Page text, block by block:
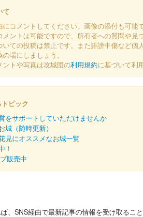
復元図版
城） 御城印 令和七年秋限定版
NETSUGEN夏祭り限定版
） 御城印
れた「群馬戦国御城印サミット2025」の
て
コメントしてください。画像の添付も可能で
ントは可能ですので、所有者への質問や見
ての投稿は禁止です。また誹謗中傷など個
場にしましょう。
ントや写真は攻城団の利用規約に基づいて利
ピック
をサポートしていただけませんか
（随時更新）
見にオススメなお城一覧
！
販売中
、SNS経由で最新記事の情報を受け取ること